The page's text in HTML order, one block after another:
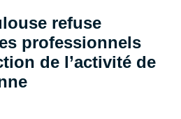
refuse
professionnels
de l’activité de